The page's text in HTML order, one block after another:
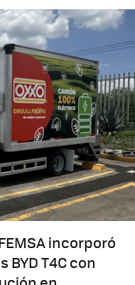
incorporó
T4C con